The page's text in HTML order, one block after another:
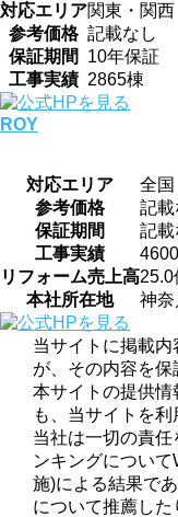
対応エリア関東・関西
参考価格 記載なし
保証期間
10年保証
工事実績 2865棟
ROY
対応エリア
全国
参考価格
記載
保証期間
記載
工事実績
リフォーム売上高25.0
本社所在地
神
当サイトに掲載
が、その内容を保
本サイトの提供
も、当サイトを利
当社は一切の責
ンキングについ
施)による結果で
について推薦し